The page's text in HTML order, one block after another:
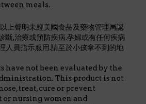
meals.
以上聲明未經美國食品及藥物管理局認
斷,治療或預防疾病.孕婦或有任何疾病
人員指示服用.請至於小孩拿不到的地
have not been evaluated by the
This product is not
treat, cure or prevent
or nursing women and